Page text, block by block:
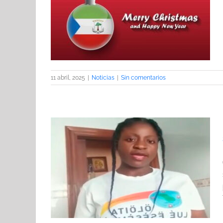
11 abril, 2025 Noticias Sin comentarios